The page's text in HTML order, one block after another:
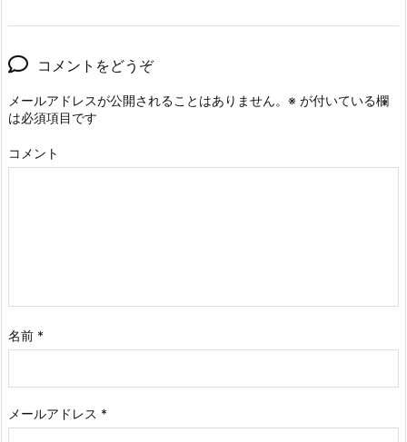
コメントをどうぞ
メールアドレスが公開されることはありません。 ※ が付いている欄
は必須項目です
コメント
名前 *
メールアドレス *